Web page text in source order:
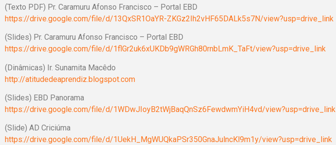
(Texto PDF) Pr. Caramuru Afonso Francisco – Portal EBD
https://drive.google.com/file/d/13QxSR1OaYR-ZKGz2Ih2vHF65DALk5s7N/view?usp=drive_link
(Slides) Pr. Caramuru Afonso Francisco – Portal EBD
https://drive.google.com/file/d/1flGr2uk6xUKDb9gWRGh80rnbLmK_TaFt/view?usp=drive_link
(Dinâmicas) Ir. Sunamita Macêdo
http://atitudedeaprendiz.blogspot.com
(Slides) EBD Panorama
https://drive.google.com/file/d/1WDwJIoyB2tWjBaqQnSz6FewdwmYiH4vd/view?usp=drive_link
(Slide) AD Criciúma
https://drive.google.com/file/d/1UekH_MgWUQkaPSr350GnaJulncKl9m1y/view?usp=drive_link